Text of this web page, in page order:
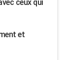
ceux qui
et